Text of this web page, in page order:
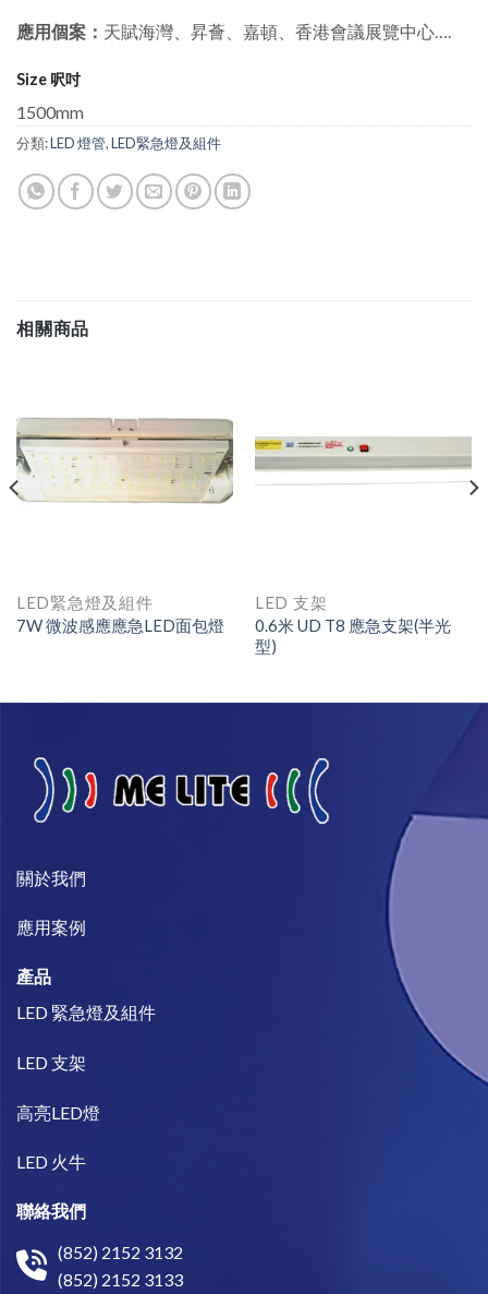
應用個案： 天賦海灣、昇薈、嘉頓、香港會議展覽中心….
Size 呎吋
1500mm
分類:LED 燈管,LED緊急燈及組件
相關商品
LED緊急燈及組件
7W 微波感應應急LED面包燈
LED 支架
0.6米 UD T8 應急支架(半光
型)
關於我們​
​應用案例
產品
LED 緊急燈及組件
LED 支架
高亮LED燈
LED 火牛
聯絡我們
(852) 2152 3132
(852) 2152 3133